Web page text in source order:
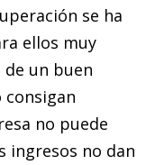
se ha
ellos muy
un buen
no puede
ingresos no dan